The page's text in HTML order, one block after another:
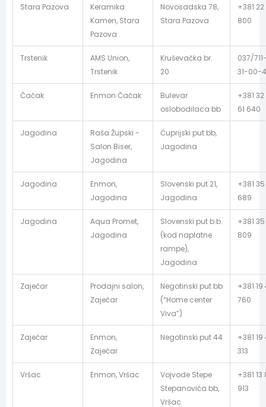
Stara Pazova
Keramika
Kamen, Stara
Pazova
Novosadska 78,
Stara Pazova
+381 22
800
Trstenik
AMS Union,
Trstenik
Kruševačka br.
20
037/
31-00-
Čačak Enmon Čačak
Bulevar
oslobodilaca bb
+381
61 640
Jagodina
Raša Župski -
Salon Biser,
Jagodina
Ćuprijski put bb,
Jagodina
Jagodina
Enmon,
Jagodina
Slovenski put 21,
Jagodina
+381 35
689
Jagodina
Aqua Promet,
Jagodina
Slovenski put b.b.
(kod naplatne
rampe),
Jagodina
+381
809
Zaječar
Prodajni salon,
Zaječar
Negotinski put bb
(“Home center
Viva”)
+381
760
Zaječar
Enmon,
Zaječar
Negotinski put 44
+381
313
Vršac Enmon, Vršac
Vojvode Stepe
Stepanovića bb,
Vršac
+381 13
913